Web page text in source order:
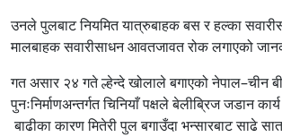
उनले पुलबाट नियमित यात्रुबाहक बस र हल्का
मालबाहक सवारीसाधन आवतजावत रोक लगाएको
गत असार २४ गते ल्हेन्दे खोलाले बगाएको नेपाल–चीन
पुनःनिर्माणअन्तर्गत चिनियाँ पक्षले बेलीब्रिज जडान
बाढीका कारण मितेरी पुल बगाउँदा भन्सारबाट साढे